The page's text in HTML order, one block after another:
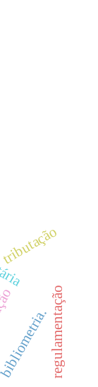
tributação
regulamentação